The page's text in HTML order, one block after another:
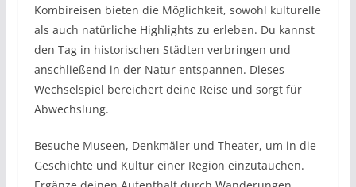
Kombireisen bieten die Möglichkeit, sowohl kulturelle
als auch natürliche Highlights zu erleben. Du kannst
den Tag in historischen Städten verbringen und
anschließend in der Natur entspannen. Dieses
Wechselspiel bereichert deine Reise und sorgt für
Abwechslung.
Besuche Museen, Denkmäler und Theater, um in die
Geschichte und Kultur einer Region einzutauchen.